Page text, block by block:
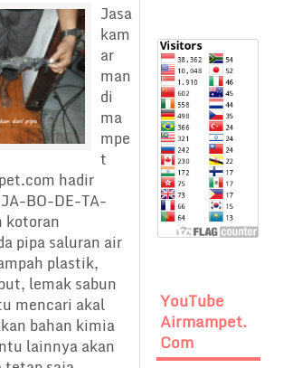
Jasa
kam
ar
man
di
ma
mpe
t
hadir
BO-DE-TA-
kotoran
pipa saluran air
plastik,
lemak sabun
mencari akal
bahan kimia
lainnya akan
YouTube
Airmampet.
Com